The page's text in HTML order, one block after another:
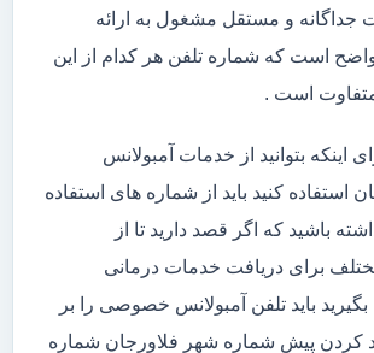
جداگانه و مستقل مشغول به ارائه
است که شماره تلفن هر کدام از این
است .
اینکه بتوانید از خدمات آمبولانس
کنید باید از شماره های استفاده
باشید که اگر قصد دارید تا از
برای دریافت خدمات درمانی
باید تلفن آمبولانس خصوصی را بر
با وارد کردن پیش شماره شهر فلاورجان شماره